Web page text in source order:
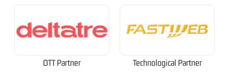
OTT Partner Technological Partner